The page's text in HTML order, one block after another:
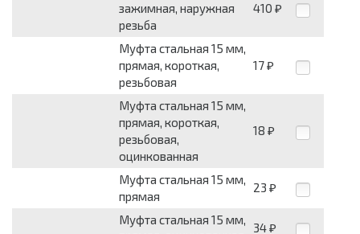
зажимная, наружная
резьба
410 ₽
Муфта стальная 15 мм,
прямая, короткая,
резьбовая
17 ₽
Муфта стальная 15 мм,
прямая, короткая,
резьбовая,
оцинкованная
18 ₽
Муфта стальная 15 мм,
прямая
23 ₽
Муфта стальная 15 мм,
34 ₽